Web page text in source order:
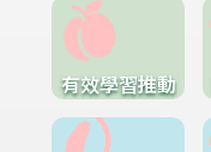
有效學習推動